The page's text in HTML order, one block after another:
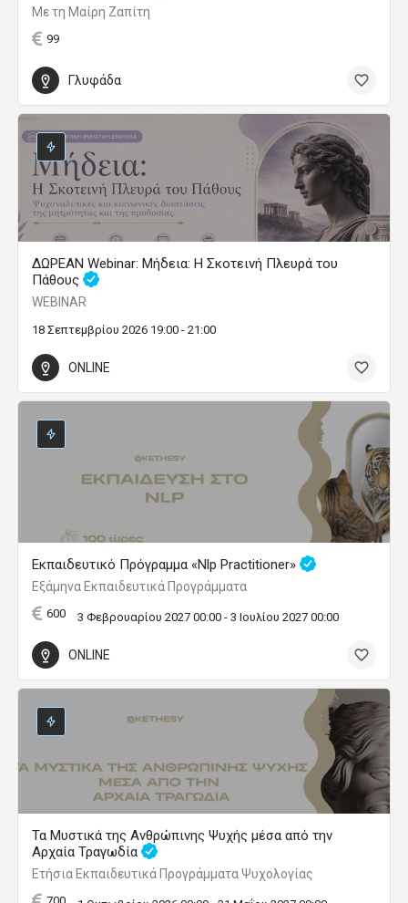
Με τη Μαίρη Ζαπίτη
99
Γλυφάδα
ΔΩΡΕΑΝ Webinar: Μήδεια: Η Σκοτεινή Πλευρά του
Πάθους
WEBINAR
18 Σεπτεμβρίου 2026 19:00 - 21:00
ONLINE
Εκπαιδευτικό Πρόγραμμα «Nlp Practitioner»
Εξάμηνα Εκπαιδευτικά Προγράμματα
600 3 Φεβρουαρίου 2027 00:00 - 3 Ιουλίου 2027 00:00
ONLINE
Τα Μυστικά της Ανθρώπινης Ψυχής μέσα από την
Αρχαία Τραγωδία
Ετήσια Εκπαιδευτικά Προγράμματα Ψυχολογίας